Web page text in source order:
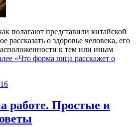
полагают представили китайской
о здоровье человека, его
к тем или иным
«Что форма лица расскажет о
работе. Простые и